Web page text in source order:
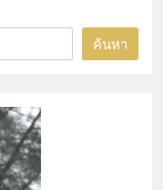
ค้นหา